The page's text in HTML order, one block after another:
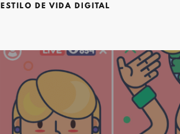
ESTILO DE VIDA DIGITAL